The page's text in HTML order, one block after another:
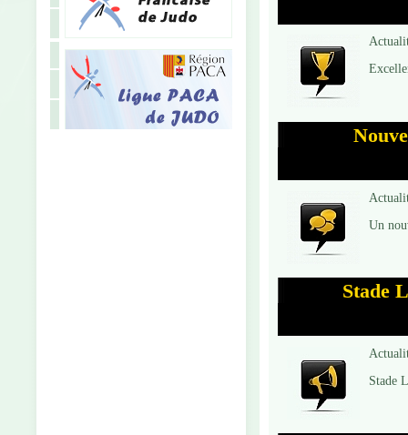
Un
Stade
Stade